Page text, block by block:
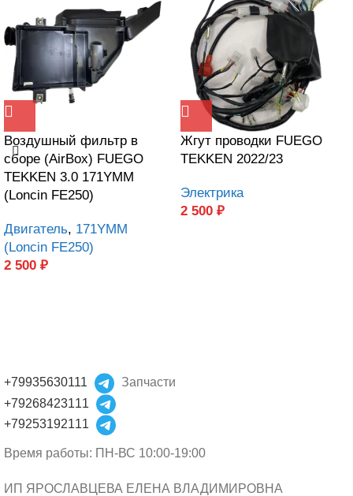
Воздушный фильтр в
сборе (AirBox) FUEGO
TEKKEN 3.0 171YMM
(Loncin FE250)
Двигатель, 171YMM
(Loncin FE250)
2 500 ₽
Жгут проводки FUEGO
TEKKEN 2022/23
Электрика
2 500 ₽
+79935630111
Запчасти
+79268423111
+79253192111
Время работы: ПН-ВС 10:00-19:00
ИП ЯРОСЛАВЦЕВА ЕЛЕНА ВЛАДИМИРОВНА